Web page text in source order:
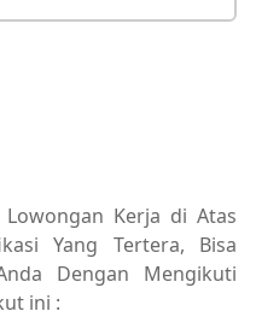
Kerja di Atas
Yang Tertera, Bisa
Dengan Mengikuti
ini :